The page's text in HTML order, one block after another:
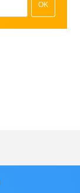
OK